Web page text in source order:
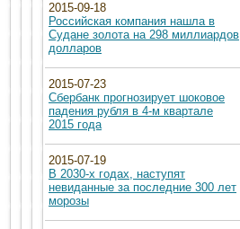
2015-09-18
Российская компания нашла в
Судане золота на 298 миллиардов
долларов
2015-07-23
Сбербанк прогнозирует шоковое
падения рубля в 4-м квартале
2015 года
2015-07-19
В 2030-х годах, наступят
невиданные за последние 300 лет
морозы